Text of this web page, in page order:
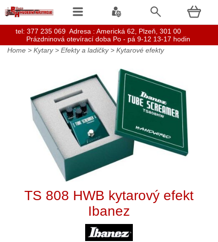
Home > Kytary> Efekty a ladičky> Kytarové efekty
TS 808 HWB kytarový efekt
Ibanez
tel: 377 235 069 Adresa : Americká 62, Plzeň, 301 00
Prázdninová otevírací doba Po - pá 9-12 13-17 hodin